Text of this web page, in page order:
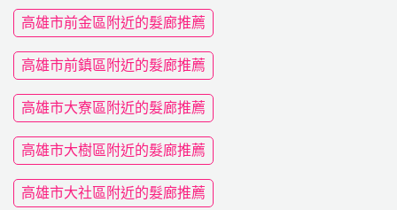
高雄市前金區附近的髮廊推薦
高雄市前鎮區附近的髮廊推薦
高雄市大寮區附近的髮廊推薦
高雄市大樹區附近的髮廊推薦
高雄市大社區附近的髮廊推薦